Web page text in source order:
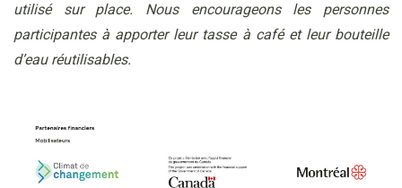
utilisé sur place. Nous encourageons les personnes
participantes à apporter leur tasse à café et leur bouteille
d’eau réutilisables.